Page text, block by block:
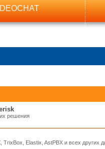
решения
Elastix, AstPBX и всех других